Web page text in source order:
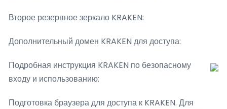
Второе резервное зеркало KRAKEN:
Дополнительный домен KRAKEN для доступа:
Подробная инструкция KRAKEN по безопасному
входу и использованию:
Подготовка браузера для доступа к KRAKEN. Для